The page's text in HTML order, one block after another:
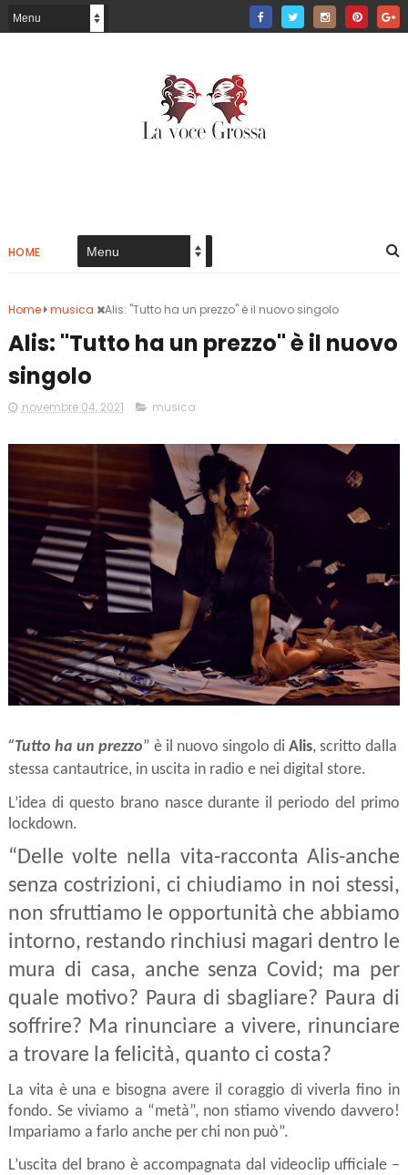
HOME
Home musica Alis: "Tutto ha un prezzo" è il nuovo singolo
Alis: "Tutto ha un prezzo" è il nuovo
singolo
novembre 04, 2021 musica
“Tutto ha un prezzo” è il nuovo singolo di Alis, scritto dalla
stessa cantautrice, in uscita in radio e nei digital store.
L’idea di questo brano nasce durante il periodo del primo
lockdown.
“Delle volte nella vita-racconta Alis-anche
senza costrizioni, ci chiudiamo in noi stessi,
non sfruttiamo le opportunità che abbiamo
intorno, restando rinchiusi magari dentro le
mura di casa, anche senza Covid; ma per
quale motivo? Paura di sbagliare? Paura di
soffrire? Ma rinunciare a vivere, rinunciare
a trovare la felicità, quanto ci costa?
La vita è una e bisogna avere il coraggio di viverla fino in
fondo. Se viviamo a “metà”, non stiamo vivendo davvero!
Impariamo a farlo anche per chi non può”.
L’uscita del brano è accompagnata dal videoclip ufficiale –